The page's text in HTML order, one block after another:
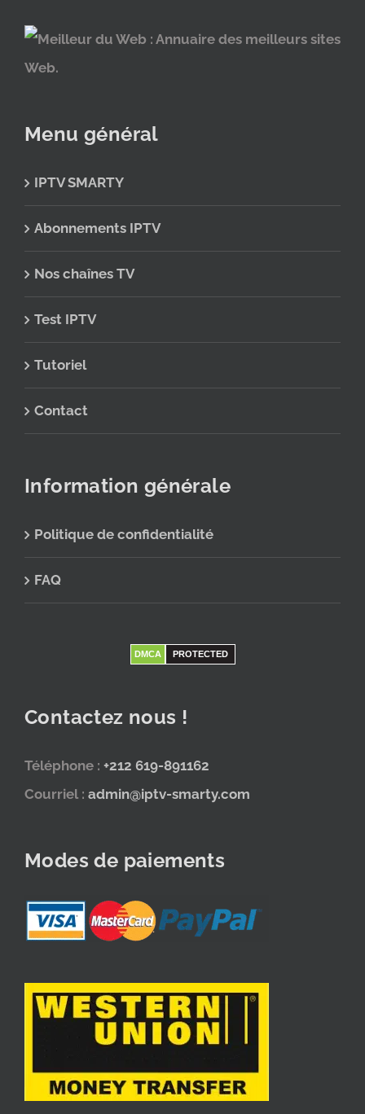
Menu général
IPTV SMARTY
Abonnements IPTV
Nos chaînes TV
Test IPTV
Tutoriel
Contact
Information générale
Politique de confidentialité
FAQ
DMCA PROTECTED
Contactez nous !
Téléphone : +212 619-891162
Courriel : admin@iptv-smarty.com
Modes de paiements